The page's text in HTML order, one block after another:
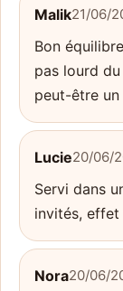
Malik21/06/
Bon
pas lourd
peut-être
Lucie20/06/
Servi dans
invités,
Nora20/06/